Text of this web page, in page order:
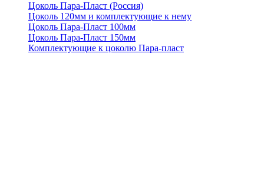
Цоколь Пара-Пласт (Россия)
Цоколь 120мм и комплектующие к нему
Цоколь Пара-Пласт 100мм
Цоколь Пара-Пласт 150мм
Комплектующие к цоколю Пара-пласт